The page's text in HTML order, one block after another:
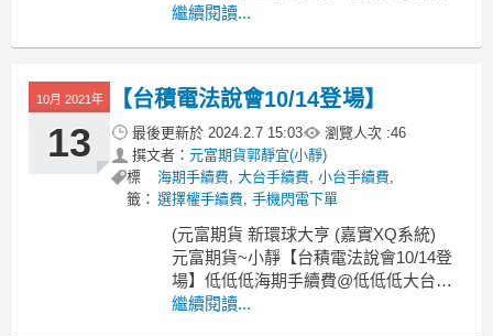
小H股期貨手續費@全台開戶
●香港期貨交易所(HKF)
本資料僅供參考，相關資訊請以交易所
公告為準。
繼續閱讀...
10月 2021年
13
【台積電法說會10/14登場】
最後更新於 2024.2.7 15:03 瀏覽人次 :46
撰文者： 元富期貨郭靜宜(小靜)
標
籤：
海期手續費, 大台手續費, 小台手續費,
選擇權手續費, 手機閃電下單
(元富期貨 新環球大亨 (嘉實XQ系統)
元富期貨~小靜【台積電法說會10/14登
場】低低低海期手續費@低低低大台手
續費@低低低小台手續費@低低低選擇
繼續閱讀...